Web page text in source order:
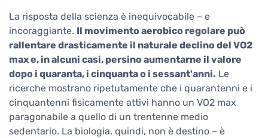
La risposta della scienza è inequivocabile – e
incoraggiante. Il movimento aerobico regolare può
rallentare drasticamente il naturale declino del VO2
max e, in alcuni casi, persino aumentarne il valore
dopo i quaranta, i cinquanta o i sessant'anni. Le
ricerche mostrano ripetutamente che i quarantenni e i
cinquantenni fisicamente attivi hanno un VO2 max
paragonabile a quello di un trentenne medio
sedentario. La biologia, quindi, non è destino – è